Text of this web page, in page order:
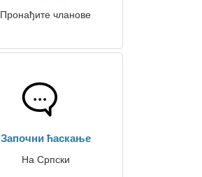
Пронађите чланове
Започни ћаскање
На Српски